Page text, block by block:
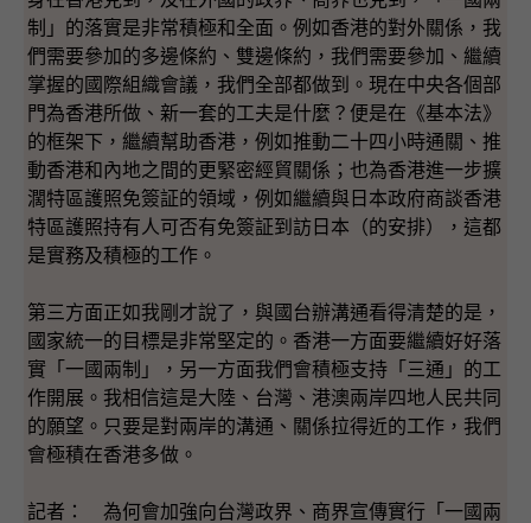
制」的落實是非常積極和全面。例如香港的對外關係，我
們需要參加的多邊條約、雙邊條約，我們需要參加、繼續
掌握的國際組織會議，我們全部都做到。現在中央各個部
門為香港所做、新一套的工夫是什麼？便是在《基本法》
的框架下，繼續幫助香港，例如推動二十四小時通關、推
動香港和內地之間的更緊密經貿關係；也為香港進一步擴
濶特區護照免簽証的領域，例如繼續與日本政府商談香港
特區護照持有人可否有免簽証到訪日本（的安排），這都
是實務及積極的工作。
第三方面正如我剛才說了，與國台辦溝通看得清楚的是，
國家統一的目標是非常堅定的。香港一方面要繼續好好落
實「一國兩制」，另一方面我們會積極支持「三通」的工
作開展。我相信這是大陸、台灣、港澳兩岸四地人民共同
的願望。只要是對兩岸的溝通、關係拉得近的工作，我們
會極積在香港多做。
記者： 為何會加強向台灣政界、商界宣傳實行「一國兩